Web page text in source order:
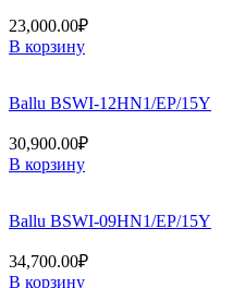
23,000.00₽
В корзину
Ballu BSWI-12HN1/EP/15Y
30,900.00₽
В корзину
Ballu BSWI-09HN1/EP/15Y
34,700.00₽
В корзину